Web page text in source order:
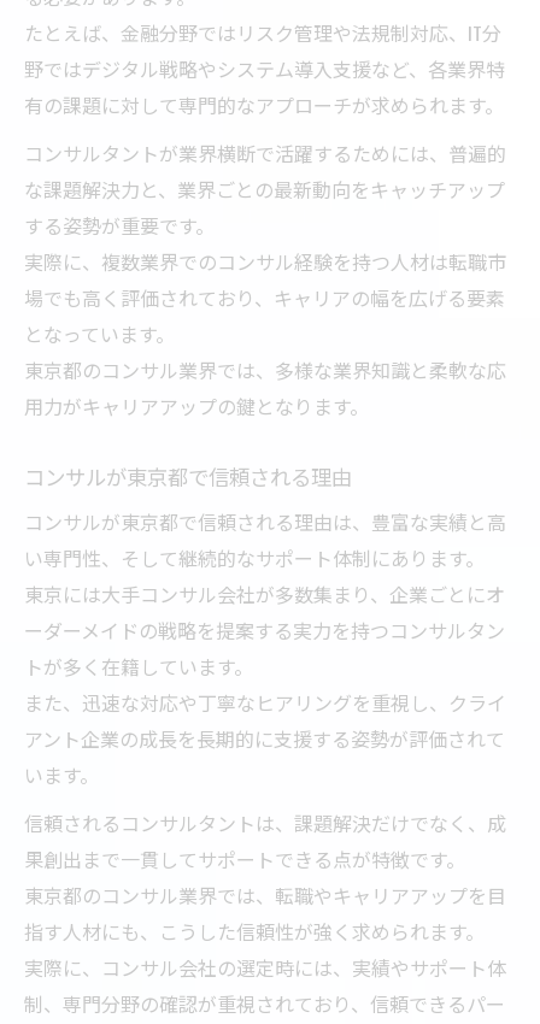
たとえば、金融分野ではリスク管理や法規制対応、IT分
野ではデジタル戦略やシステム導入支援など、各業界特
有の課題に対して専門的なアプローチが求められます。
コンサルタントが業界横断で活躍するためには、普遍的
な課題解決力と、業界ごとの最新動向をキャッチアップ
する姿勢が重要です。
実際に、複数業界でのコンサル経験を持つ人材は転職市
場でも高く評価されており、キャリアの幅を広げる要素
となっています。
東京都のコンサル業界では、多様な業界知識と柔軟な応
用力がキャリアアップの鍵となります。
コンサルが東京都で信頼される理由
コンサルが東京都で信頼される理由は、豊富な実績と高
い専門性、そして継続的なサポート体制にあります。
東京には大手コンサル会社が多数集まり、企業ごとにオ
ーダーメイドの戦略を提案する実力を持つコンサルタン
トが多く在籍しています。
また、迅速な対応や丁寧なヒアリングを重視し、クライ
アント企業の成長を長期的に支援する姿勢が評価されて
います。
信頼されるコンサルタントは、課題解決だけでなく、成
果創出まで一貫してサポートできる点が特徴です。
東京都のコンサル業界では、転職やキャリアアップを目
指す人材にも、こうした信頼性が強く求められます。
実際に、コンサル会社の選定時には、実績やサポート体
制、専門分野の確認が重視されており、信頼できるパー